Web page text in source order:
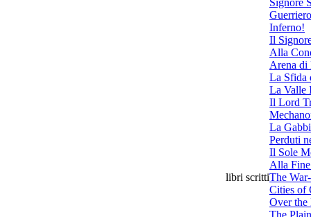
libri scritti
Inferno!
Il
Alla
Arena di
La Sfida
La Valle
Il Lord
La
Perduti
Il Sole
Alla
The
Cities of
Over the
The